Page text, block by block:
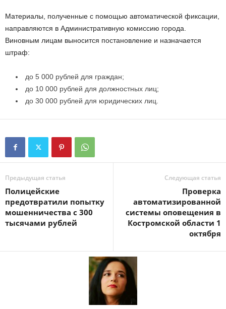
Материалы, полученные с помощью автоматической фиксации,
направляются в Административную комиссию города.
Виновным лицам выносится постановление и назначается
штраф:
до 5 000 рублей для граждан;
до 10 000 рублей для должностных лиц;
до 30 000 рублей для юридических лиц.
Предыдущая статья
Полицейские
предотвратили попытку
мошенничества с 300
тысячами рублей
Следующая статья
Проверка
автоматизированной
системы оповещения в
Костромской области 1
октября